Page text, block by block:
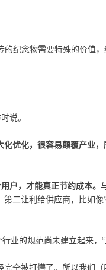
纪念物需要特殊的价值
说。
优化，很容易颠覆产业
户，才能真正节约成本。
二让利给供应商，比如像
的规范尚未建立起来，“
全被打懵了。所以我们